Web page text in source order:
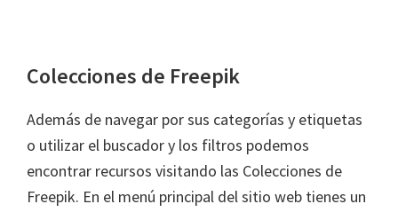
Colecciones de Freepik
Además de navegar por sus categorías y etiquetas
o utilizar el buscador y los filtros podemos
encontrar recursos visitando las Colecciones de
Freepik. En el menú principal del sitio web tienes un